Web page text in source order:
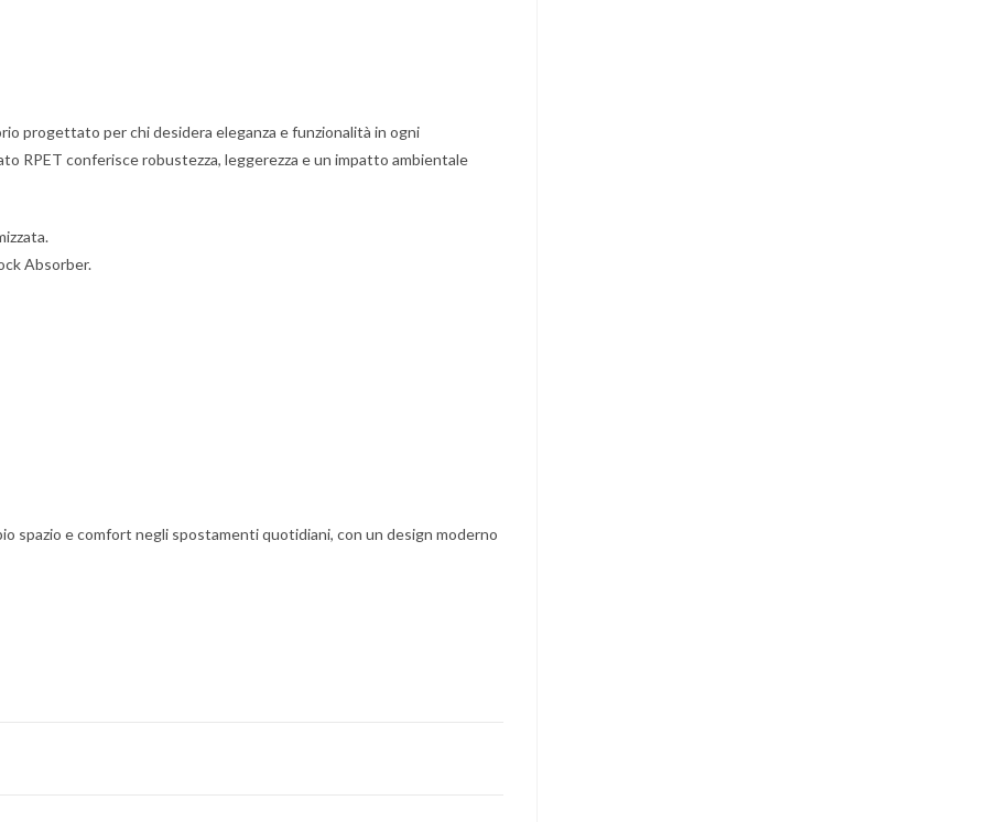
progettato per chi desidera eleganza e funzionalità in ogni
RPET conferisce robustezza, leggerezza e un impatto ambientale
Absorber.
spazio e comfort negli spostamenti quotidiani, con un design moderno